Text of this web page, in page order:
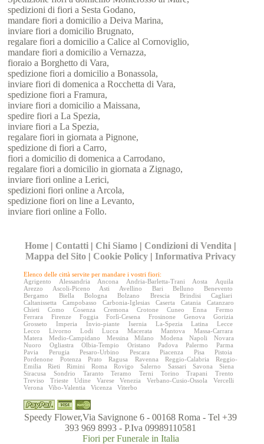
spedizioni di fiori a Sesta Godano,
mandare fiori a domicilio a Deiva Marina,
inviare fiori a domicilio Brugnato,
regalare fiori a domicilio a Calice al Cornoviglio,
mandare fiori a domicilio a Vernazza,
fioraio a Borghetto di Vara,
spedizione fiori a domicilio a Bonassola,
inviare fiori di domenica a Rocchetta di Vara,
spedizione fiori a Framura,
inviare fiori a domicilio a Maissana,
spedire fiori a La Spezia,
inviare fiori a La Spezia,
regalare fiori in giornata a Pignone,
spedizione di fiori a Carro,
fiori a domicilio di domenica a Carrodano,
regalare fiori a domicilio in giornata a Zignago,
inviare fiori online a Lerici,
spedizioni fiori online a Arcola,
spedizione fiori on line a Levanto,
inviare fiori online a Follo.
Home | Contatti | Chi Siamo | Condizioni di Vendita |
Mappa del Sito | Cookie Policy |Informativa Privacy
Elenco delle città servite per mandare i vostri fiori:
Agrigento
Alessandria Ancona Andria-Barletta-Trani Aosta
Aquila
Arezzo
Ascoli-Piceno Asti Avellino Bari Belluno
Benevento
Bergamo
Biella Bologna Bolzano Brescia Brindisi
Cagliari
Caltanissetta
Campobasso Carbonia-Iglesias Caserta Catania
Catanzaro
Chieti
Como Cosenza Cremona Crotone Cuneo Enna
Fermo
Ferrara
Firenze Foggia Forlì-Cesena Frosinone Genova
Gorizia
Grosseto
Imperia Invio-piante Isernia La-Spezia Latina
Lecce
Lecco
Livorno Lodi Lucca Macerata Mantova
Massa-Carrara
Matera
Medio-Campidano Messina Milano Modena Napoli
Novara
Nuoro
Ogliastra Olbia-Tempio Oristano Padova Palermo
Parma
Pavia
Perugia Pesaro-Urbino Pescara Piacenza Pisa
Pistoia
Pordenone
Potenza Prato Ragusa Ravenna Reggio-Calabria
Reggio-
Emilia
Rieti Rimini Roma Rovigo Salerno Sassari Savona
Siena
Siracusa
Sondrio Taranto Teramo Terni Torino Trapani
Trento
Treviso
Trieste Udine Varese Venezia Verbano-Cusio-Ossola
Vercelli
Verona
Vibo-Valentia Vicenza Viterbo
Speedy Flower,Via Savignone 6 - 00168 Roma - Tel +39
393 969 8993 - P.Iva 09989110581
Fiori per Funerale in Italia